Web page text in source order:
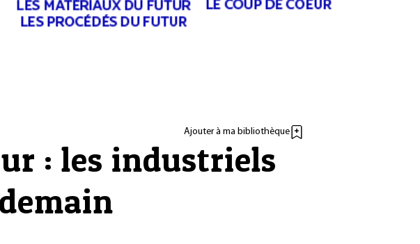
Ajouter à ma bibliothèque
: les industriels